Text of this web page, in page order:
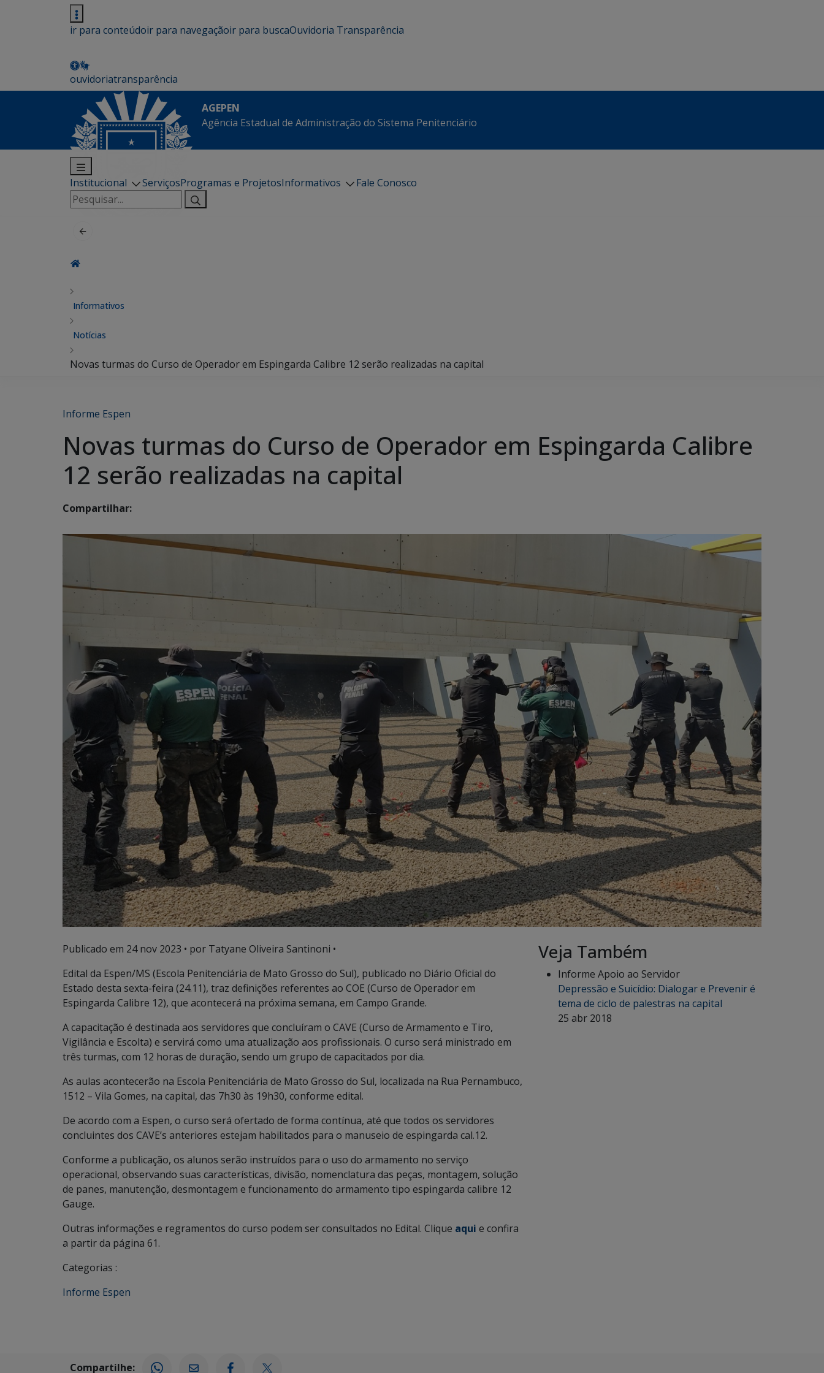
ir para conteúdoir para navegaçãoir para buscaOuvidoria Transparência
ouvidoriatransparência
AGEPEN
Agência Estadual de Administração do Sistema Penitenciário
Institucional ServiçosProgramas e ProjetosInformativos
Fale Conosco
Pesquisar
por:
Informativos
Notícias
Novas turmas do Curso de Operador em Espingarda Calibre 12 serão realizadas na capital
Informe Espen
Novas turmas do Curso de Operador em Espingarda Calibre
12 serão realizadas na capital
Compartilhar:
Publicado em 24 nov 2023 • por Tatyane Oliveira Santinoni •
Edital da Espen/MS (Escola Penitenciária de Mato Grosso do Sul), publicado no Diário Oficial do
Estado desta sexta-feira (24.11), traz definições referentes ao COE (Curso de Operador em
Espingarda Calibre 12), que acontecerá na próxima semana, em Campo Grande.
A capacitação é destinada aos servidores que concluíram o CAVE (Curso de Armamento e Tiro,
Vigilância e Escolta) e servirá como uma atualização aos profissionais. O curso será ministrado em
três turmas, com 12 horas de duração, sendo um grupo de capacitados por dia.
As aulas acontecerão na Escola Penitenciária de Mato Grosso do Sul, localizada na Rua Pernambuco,
1512 – Vila Gomes, na capital, das 7h30 às 19h30, conforme edital.
De acordo com a Espen, o curso será ofertado de forma contínua, até que todos os servidores
concluintes dos CAVE’s anteriores estejam habilitados para o manuseio de espingarda cal.12.
Conforme a publicação, os alunos serão instruídos para o uso do armamento no serviço
operacional, observando suas características, divisão, nomenclatura das peças, montagem, solução
de panes, manutenção, desmontagem e funcionamento do armamento tipo espingarda calibre 12
Gauge.
Outras informações e regramentos do curso podem ser consultados no Edital. Clique aqui e confira
a partir da página 61.
Categorias :
Informe Espen
Veja Também
Informe Apoio ao Servidor
Depressão e Suicídio: Dialogar e Prevenir é
tema de ciclo de palestras na capital
25 abr 2018
Compartilhe: